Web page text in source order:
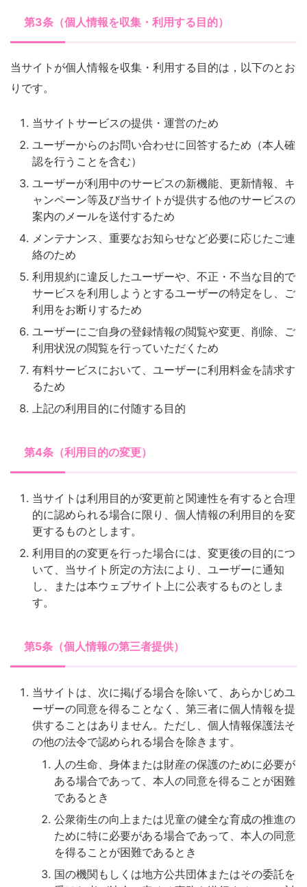
第3条（個人情報を収集・利用する目的）
当サイトが個人情報を収集・利用する目的は，以下のとお
りです。
当サイトサービスの提供・運営のため
ユーザーからのお問い合わせに回答するため（本人確
認を行うことを含む）
ユーザーが利用中のサービスの新機能、更新情報、キ
ャンペーン等及び当サイトが提供する他のサービスの
案内のメールを送付するため
メンテナンス、重要なお知らせなど必要に応じたご連
絡のため
利用規約に違反したユーザーや、不正・不当な目的で
サービスを利用しようとするユーザーの特定をし、ご
利用をお断りするため
ユーザーにご自身の登録情報の閲覧や変更、削除、ご
利用状況の閲覧を行っていただくため
有料サービスにおいて、ユーザーに利用料金を請求す
るため
上記の利用目的に付随する目的
第4条（利用目的の変更）
当サイトは利用目的が変更前と関連性を有すると合理
的に認められる場合に限り、個人情報の利用目的を変
更するものとします。
利用目的の変更を行った場合には、変更後の目的につ
いて、当サイト所定の方法により、ユーザーに通知
し、または本ウェブサイト上に公表するものとしま
す。
第5条（個人情報の第三者提供）
当サイトは、次に掲げる場合を除いて、あらかじめユ
ーザーの同意を得ることなく、第三者に個人情報を提
供することはありません。ただし、個人情報保護法そ
の他の法令で認められる場合を除きます。
人の生命、身体または財産の保護のために必要が
ある場合であって、本人の同意を得ることが困難
であるとき
公衆衛生の向上または児童の健全な育成の推進の
ために特に必要がある場合であって、本人の同意
を得ることが困難であるとき
国の機関もしくは地方公共団体またはその委託を